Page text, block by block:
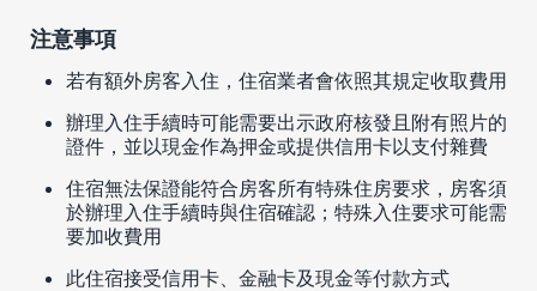
注意事項
若有額外房客入住，住宿業者會依照其規定收取費用
辦理入住手續時可能需要出示政府核發且附有照片的
證件，並以現金作為押金或提供信用卡以支付雜費
住宿無法保證能符合房客所有特殊住房要求，房客須
於辦理入住手續時與住宿確認；特殊入住要求可能需
要加收費用
此住宿接受信用卡、金融卡及現金等付款方式